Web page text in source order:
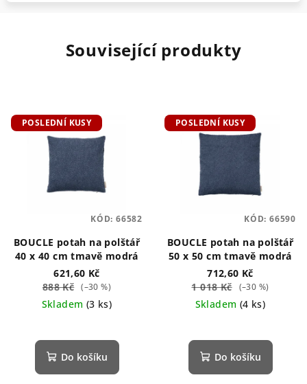
Související produkty
POSLEDNÍ KUSY
BOUCLE potah na polštář
40 x 40 cm tmavě modrá
621,60 Kč
888 Kč (–30 %)
Skladem (3 ks)
Do košíku
KÓD: 66582
POSLEDNÍ KUSY
BOUCLE potah na polštář
50 x 50 cm tmavě modrá
712,60 Kč
1 018 Kč
(–30 %)
Skladem (4 ks)
Do košíku
KÓD: 66590